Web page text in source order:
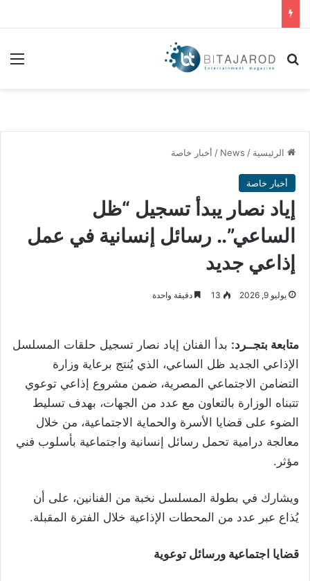
بحث عن
الرئيسية /
News
/ أخبار خاصة
أخبار خاصة
إياد نصار يبدأ تسجيل “ظل
الساعي”.. رسائل إنسانية في عمل
إذاعي جديد
يوليو 9, 2026 13 دقيقة واحدة
متابعة بتجــرد: بدأ الفنان إياد نصار تسجيل حلقات المسلسل
الإذاعي الجديد ظل الساعي، الذي يُنتج برعاية وزارة
التضامن الاجتماعي المصرية، ضمن مشروع إذاعي توعوي
تتبناه الوزارة بالتعاون مع عدد من الجهات، بهدف تسليط
الضوء على قضايا الأسرة والحماية الاجتماعية، من خلال
معالجة درامية تحمل رسائل إنسانية واجتماعية بأسلوب فني
مؤثر.
ويشارك في بطولة المسلسل نخبة من الفنانين، على أن
يُذاع عبر عدد من المحطات الإذاعية خلال الفترة المقبلة.
قضايا اجتماعية ورسائل توعوية